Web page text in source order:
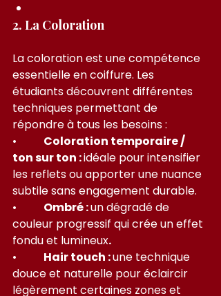
2. La Coloration
La coloration est une compétence
essentielle en coiffure. Les
étudiants découvrent différentes
techniques permettant de
répondre à tous les besoins :
•
Coloration temporaire /
ton sur ton : idéale pour intensifier
les reflets ou apporter une nuance
subtile sans engagement durable.
•
Ombré : un dégradé de
couleur progressif qui crée un effet
fondu et lumineux.
•
Hair touch : une technique
douce et naturelle pour éclaircir
légèrement certaines zones et